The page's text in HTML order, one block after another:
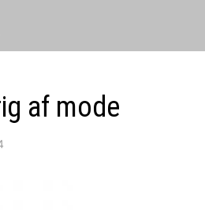
af mode